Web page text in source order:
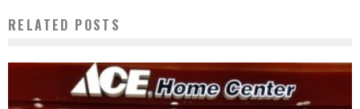
RELATED POSTS